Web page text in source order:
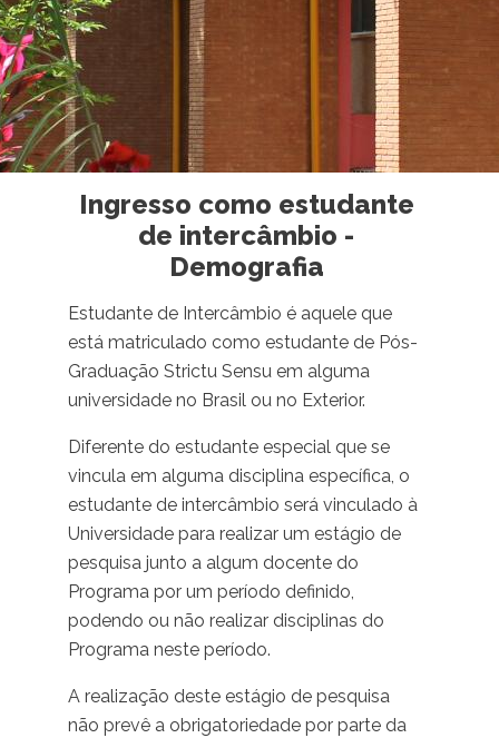
Ingresso como estudante
de intercâmbio -
Demografia
Estudante de Intercâmbio é aquele que
está matriculado como estudante de Pós-
Graduação Strictu Sensu em alguma
universidade no Brasil ou no Exterior.
Diferente do estudante especial que se
vincula em alguma disciplina específica, o
estudante de intercâmbio será vinculado à
Universidade para realizar um estágio de
pesquisa junto a algum docente do
Programa por um período definido,
podendo ou não realizar disciplinas do
Programa neste período.
A realização deste estágio de pesquisa
não prevê a obrigatoriedade por parte da